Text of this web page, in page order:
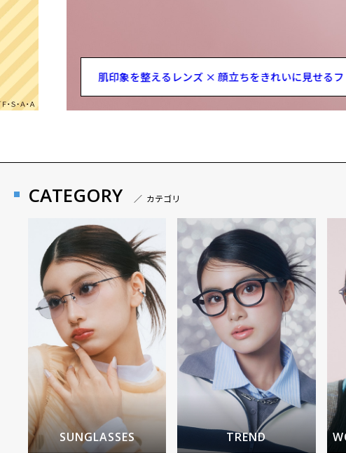
肌印象を整えるレンズ × 顔立ちをきれいに見せるフ
CATEGORY ／ カテゴリ
SUNGLASSES TREND